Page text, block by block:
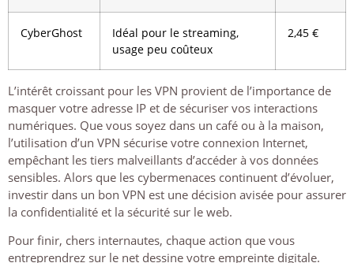
CyberGhost
Idéal pour le streaming,
usage peu coûteux
2,45 €
L’intérêt croissant pour les VPN provient de l’importance de
masquer votre adresse IP et de sécuriser vos interactions
numériques. Que vous soyez dans un café ou à la maison,
l’utilisation d’un VPN sécurise votre connexion Internet,
empêchant les tiers malveillants d’accéder à vos données
sensibles. Alors que les cybermenaces continuent d’évoluer,
investir dans un bon VPN est une décision avisée pour assurer
la confidentialité et la sécurité sur le web.
Pour finir, chers internautes, chaque action que vous
entreprendrez sur le net dessine votre empreinte digitale.